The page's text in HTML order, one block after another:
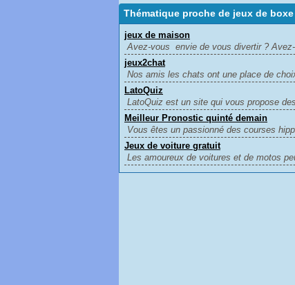
Thématique proche de jeux de boxe
jeux de maison
Avez-vous envie de vous divertir ?
jeux2chat
Nos amis les chats ont une place de
LatoQuiz
LatoQuiz est un site qui vous propose
Meilleur Pronostic quinté demain
Vous êtes un passionné des courses
Jeux de voiture gratuit
Les amoureux de voitures et de motos